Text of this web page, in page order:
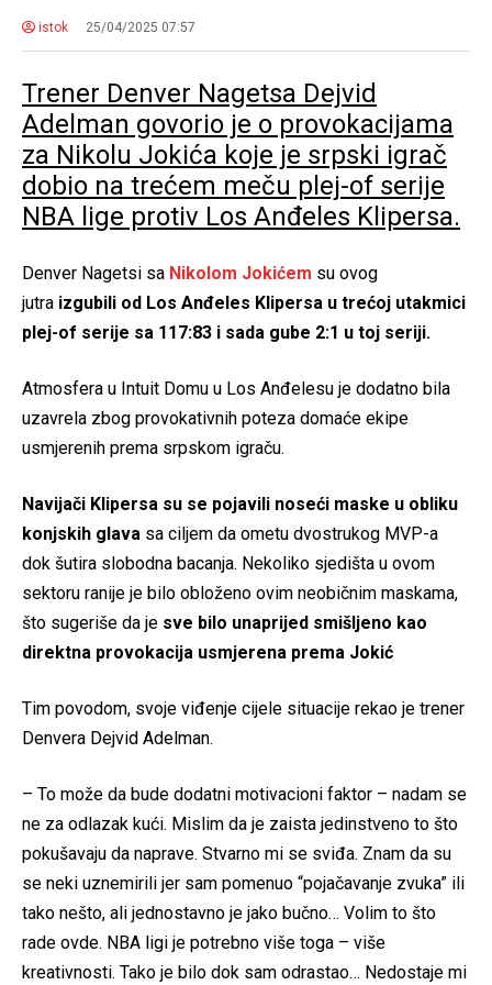
istok 25/04/2025 07:57
Trener Denver Nagetsa Dejvid
Adelman govorio je o provokacijama
za Nikolu Jokića koje je srpski igrač
dobio na trećem meču plej-of serije
NBA lige protiv Los Anđeles Klipersa.
Denver Nagetsi sa Nikolom Jokićem su ovog
jutra izgubili od Los Anđeles Klipersa u trećoj utakmici
plej-of serije sa 117:83 i sada gube 2:1 u toj seriji.
Atmosfera u Intuit Domu u Los Anđelesu je dodatno bila
uzavrela zbog provokativnih poteza domaće ekipe
usmjerenih prema srpskom igraču.
Navijači Klipersa su se pojavili noseći maske u obliku
konjskih glava sa ciljem da ometu dvostrukog MVP-a
dok šutira slobodna bacanja. Nekoliko sjedišta u ovom
sektoru ranije je bilo obloženo ovim neobičnim maskama,
što sugeriše da je sve bilo unaprijed smišljeno kao
direktna provokacija usmjerena prema Jokić
Tim povodom, svoje viđenje cijele situacije rekao je trener
Denvera Dejvid Adelman.
– To može da bude dodatni motivacioni faktor – nadam se
ne za odlazak kući. Mislim da je zaista jedinstveno to što
pokušavaju da naprave. Stvarno mi se sviđa. Znam da su
se neki uznemirili jer sam pomenuo “pojačavanje zvuka” ili
tako nešto, ali jednostavno je jako bučno… Volim to što
rade ovde. NBA ligi je potrebno više toga – više
kreativnosti. Tako je bilo dok sam odrastao… Nedostaje mi